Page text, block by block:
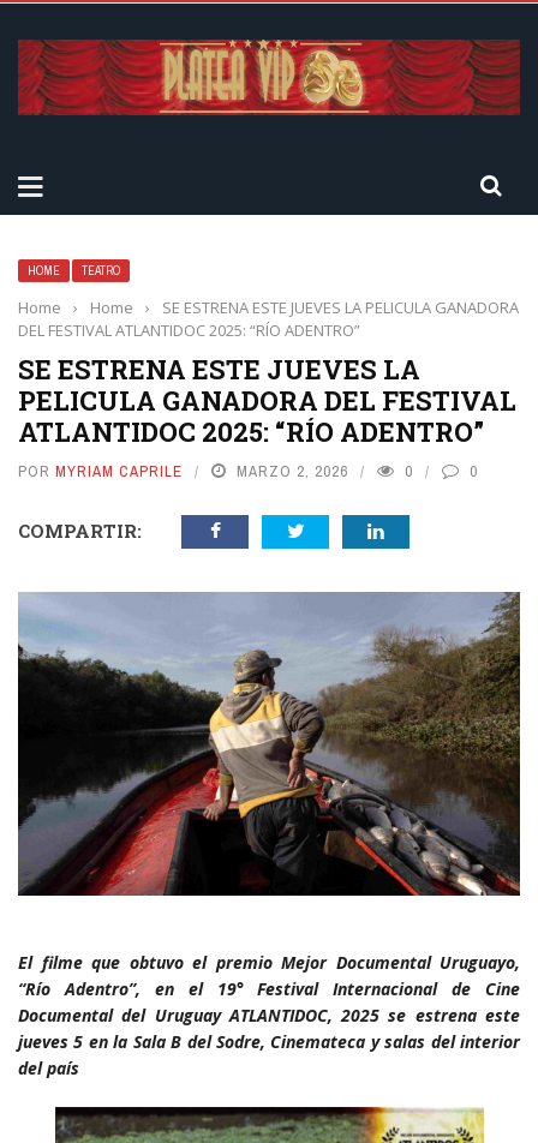
HOME TEATRO
Home › Home ›
SE ESTRENA ESTE JUEVES LA PELICULA GANADORA
DEL FESTIVAL ATLANTIDOC 2025: “RÍO ADENTRO”
SE ESTRENA ESTE JUEVES LA
PELICULA GANADORA DEL FESTIVAL
ATLANTIDOC 2025: “RÍO ADENTRO”
POR MYRIAM CAPRILE MARZO 2, 2026 0 0
COMPARTIR:
El filme que obtuvo el premio Mejor Documental Uruguayo,
“Río Adentro”, en el 19° Festival Internacional de Cine
Documental del Uruguay ATLANTIDOC, 2025 se estrena este
jueves 5 en la Sala B del Sodre, Cinemateca y salas del interior
del país